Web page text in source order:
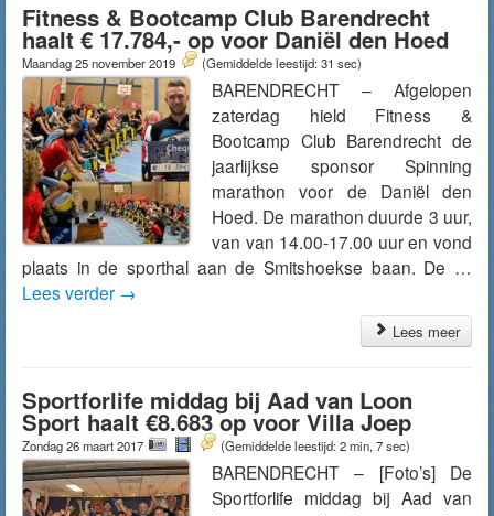
Fitness & Bootcamp Club Barendrecht
haalt € 17.784,- op voor Daniël den Hoed
Maandag 25 november 2019 (Gemiddelde leestijd: 31 sec)
BARENDRECHT – Afgelopen
zaterdag hield Fitness &
Bootcamp Club Barendrecht de
jaarlijkse sponsor Spinning
marathon voor de Daniël den
Hoed. De marathon duurde 3 uur,
van van 14.00-17.00 uur en vond
plaats in de sporthal aan de Smitshoekse baan. De …
Lees verder →
Lees meer
Sportforlife middag bij Aad van Loon
Sport haalt €8.683 op voor Villa Joep
Zondag 26 maart 2017 (Gemiddelde leestijd: 2 min, 7 sec)
BARENDRECHT – [Foto’s] De
Sportforlife middag bij Aad van